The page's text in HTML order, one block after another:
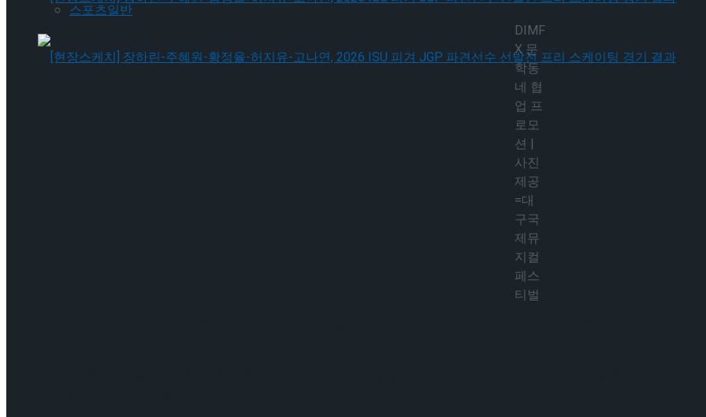
[현장스케치] 장하린-주혜원-황정율-허지유-고나연, 2026 ISU 피겨 JGP 파견선수 선발전 프리 스케
[현장스케치] 이규리-전효은-김지유-박하영, 2026 ISU 피겨 JGP 파견선수 선발전 프리 스케이팅 경기
[현장스케치] 김민송-문지원-정수빈-이효원-최진아, 2026 ISU 피겨 JGP 파견선수 선발전 프리 스케
스포츠일반
[현장스케치] 장하린-주혜원-황정율-허지유-고나연, 2026 ISU 피겨 JGP 파견선수 선발전 프리 스케
[현장스케치] 이규리-전효은-김지유-박하영, 2026 ISU 피겨 JGP 파견선수 선발전 프리 스케이팅 경기
DIMF
X 문
학동
네 협
업 프
로모
션 |
사진
제공
=대
구국
제뮤
지컬
페스
티벌